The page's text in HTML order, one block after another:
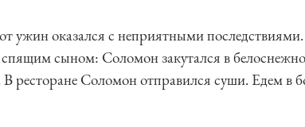
ужин оказался с неприятными
сыном: Соломон закутался в
В ресторане Соломон отправился суши. Едем